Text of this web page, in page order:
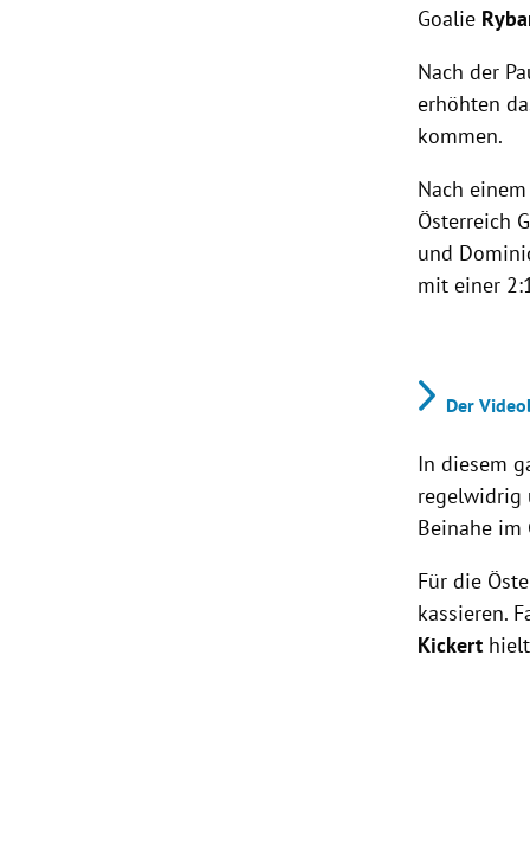
Goalie
Nach der
erhöhten
kommen.
Nach
Österreich
und
mit einer
Der
In diesem
regelwidrig
Beinahe im
Für die
kassieren.
Kickert